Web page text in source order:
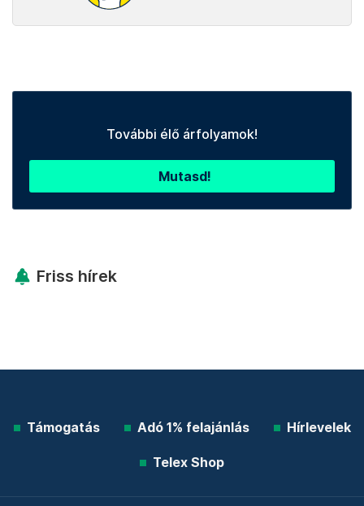
További élő árfolyamok!
Mutasd!
Friss hírek
Támogatás Adó 1% felajánlás Hírlevelek
Telex Shop